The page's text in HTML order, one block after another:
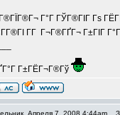
Г°Г ГЎГ®ГІГ Гѕ
Г­Г Г¬Г®ГҐГ¬ Г±ГІГ
Г±ГЁГ¬Г®Гў
Апреля 7, 2008 4:44am